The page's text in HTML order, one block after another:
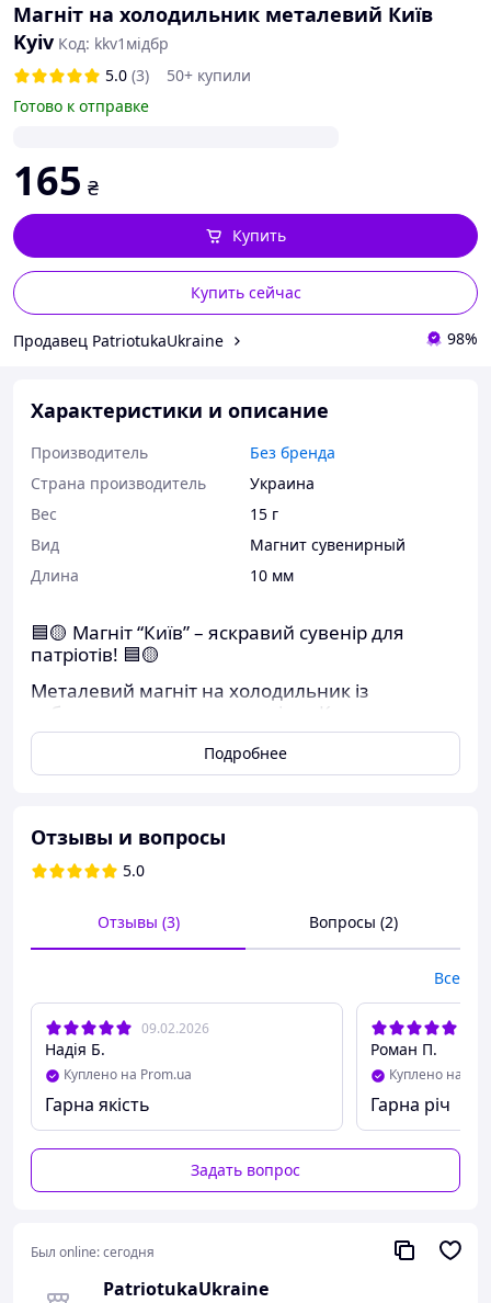
Магніт на холодильник металевий Київ
Kyiv Код: kkv1мідбр
5.0 (3)
50+ купили
Готово к отправке
165 ₴
Купить сейчас
Купить
Продавец PatriotukaUkraine 98%
Характеристики и описание
Производитель
Без бренда
Страна производитель
Украина
Вес
15 г
Вид
Магнит сувенирный
Длина
10 мм
🟦🟡 Магніт “Київ” – яскравий сувенір для
патріотів! 🟦🟡
Металевий магніт на холодильник із
зображеннями знакових місць Києва:
✨ Андріївська церква
✨ Майдан Незалежності
Пам’ятник засновникам Києва
✅ Стильний дизайн
✅ Чудовий подарунок або доповнення до
колекції
Замовляйте зараз та збережіть частинку
Києва у себе вдома! 💙💛
Подробнее
Отзывы и вопросы
5.0
Отзывы (3) Вопросы (2)
Все
09.02.2026
Надія Б.
Куплено на Prom.ua
Гарна якість
Роман П.
Куплено на
Гарна річ
Задать вопрос
Был online:сегодня
PatriotukaUkraine